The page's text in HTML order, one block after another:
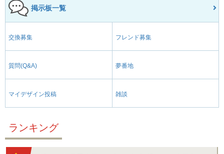
掲示板一覧
交換募集 フレンド募集
質問(Q&A) 夢番地
マイデザイン投稿 雑談
ランキング